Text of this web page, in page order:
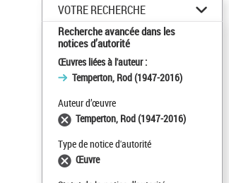
VOTRE RECHERCHE
Recherche avancée dans les
notices d’autorité
Œuvres liées à l'auteur :
Temperton, Rod (1947-2016)
Auteur d’œuvre
Temperton, Rod (1947-2016)
Type de notice d'autorité
Œuvre